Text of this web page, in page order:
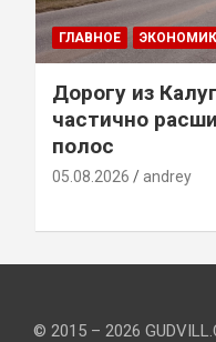
ГЛАВНОЕ
Дорогу из
частично
полос
05.08.2026 andrey
© 2015 – 2026